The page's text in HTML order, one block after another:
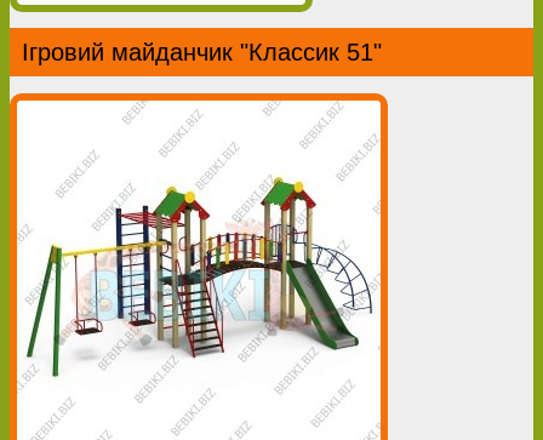
Ігровий майданчик "Классик 51"